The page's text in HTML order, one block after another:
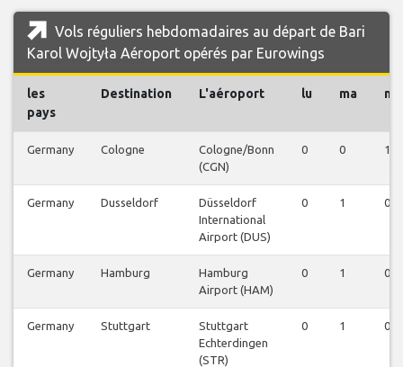
Vols réguliers hebdomadaires au départ de Bari
Karol Wojtyła Aéroport opérés par Eurowings
les
pays
Destination L'aéroport lu ma me
Germany Cologne
Cologne/Bonn
(CGN)
0 0 1
Germany Dusseldorf
Düsseldorf
International
Airport (DUS)
0 1 0
Germany Hamburg
Hamburg
Airport (HAM)
0 1 0
Germany Stuttgart
Stuttgart
Echterdingen
(STR)
0 1 0